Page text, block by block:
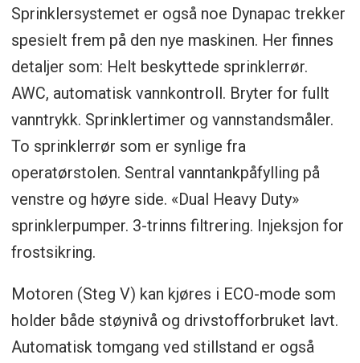
Sprinklersystemet er også noe Dynapac trekker
spesielt frem på den nye maskinen. Her finnes
detaljer som: Helt beskyttede sprinklerrør.
AWC, automatisk vannkontroll. Bryter for fullt
vanntrykk. Sprinklertimer og vannstandsmåler.
To sprinklerrør som er synlige fra
operatørstolen. Sentral vanntankpåfylling på
venstre og høyre side. «Dual Heavy Duty»
sprinklerpumper. 3-trinns filtrering. Injeksjon for
frostsikring.
Motoren (Steg V) kan kjøres i ECO-mode som
holder både støynivå og drivstofforbruket lavt.
Automatisk tomgang ved stillstand er også